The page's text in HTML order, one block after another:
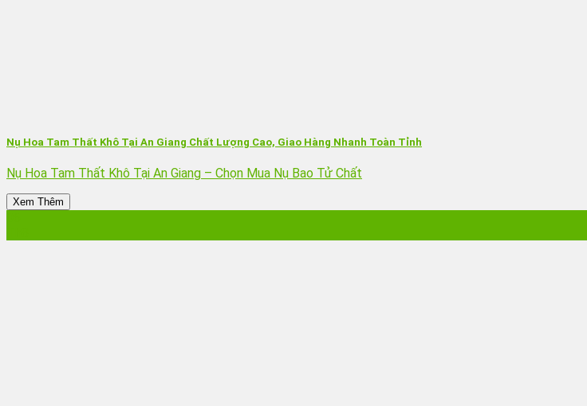
Nụ Hoa Tam Thất Khô Tại An Giang Chất Lượng Cao, Giao Hàng Nhanh Toàn Tỉnh
Nụ Hoa Tam Thất Khô Tại An Giang – Chọn Mua Nụ Bao Tử Chất
Xem Thêm